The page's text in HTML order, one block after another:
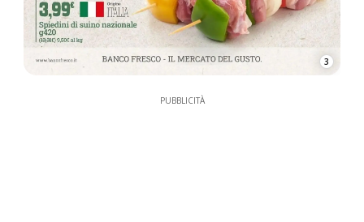
3
PUBBLICITÀ